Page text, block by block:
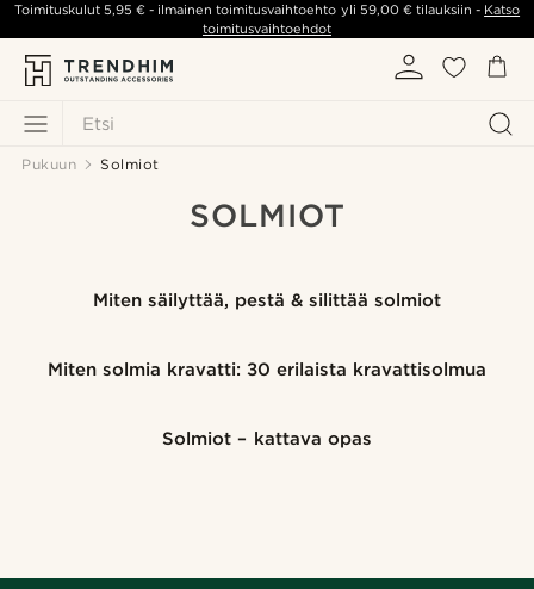
Etsi
Toimituskulut5,95 € - ilmainen toimitusvaihtoehto yli 59,00 €tilauksiin - Katso
toimitusvaihtoehdot
Pukuun Solmiot
SOLMIOT
Miten säilyttää, pestä & silittää solmiot
Miten solmia kravatti: 30 erilaista kravattisolmua
Solmiot – kattava opas